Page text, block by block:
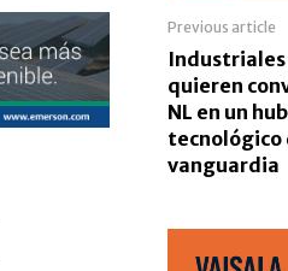
Previous article
Industriales
quieren
NL en un hub
tecnológico
vanguardia